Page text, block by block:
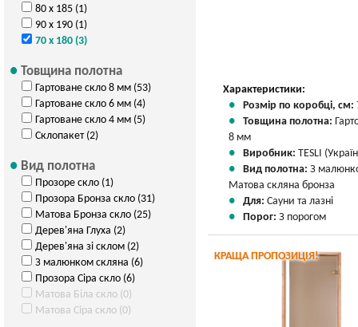
80 х 185 (1)
90 х 190 (1)
70 х 180 (3)
Товщина полотна
Гартоване скло 8 мм (53)
Гартоване скло 6 мм (4)
Гартоване скло 4 мм (5)
Склопакет (2)
Вид полотна
Прозоре скло (1)
Прозора Бронза скло (31)
Матова Бронза скло (25)
Дерев'яна Глуха (2)
Дерев'яна зі склом (2)
З малюнком скляна (6)
Прозора Сіра скло (6)
Матова Біла скло (0)
Матова Сіра скло (0)
Характеристики:
Розмір по коробці, см:
Товщина полотна:
8 мм
Виробник: TESLI
Вид полотна: З
Матова скляна бронза
Для: Сауни та лазні
Порог: З порогом
КРАЩА ПРОПОЗИЦІЯ!